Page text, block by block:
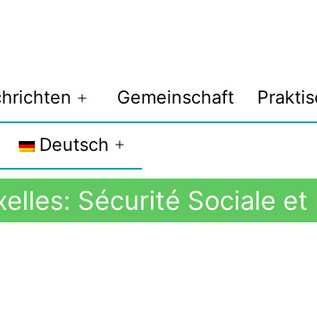
Gemeinschaft
Deutsch
Sécurité Sociale et